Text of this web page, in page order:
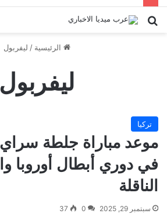
بحث عن
الرئيسية / ليفربول
ليفربول
تركيا
موعد مباراة جلطة سراي
في دوري أبطال أوروبا
الناقلة
سبتمبر 29, 2025 0
37